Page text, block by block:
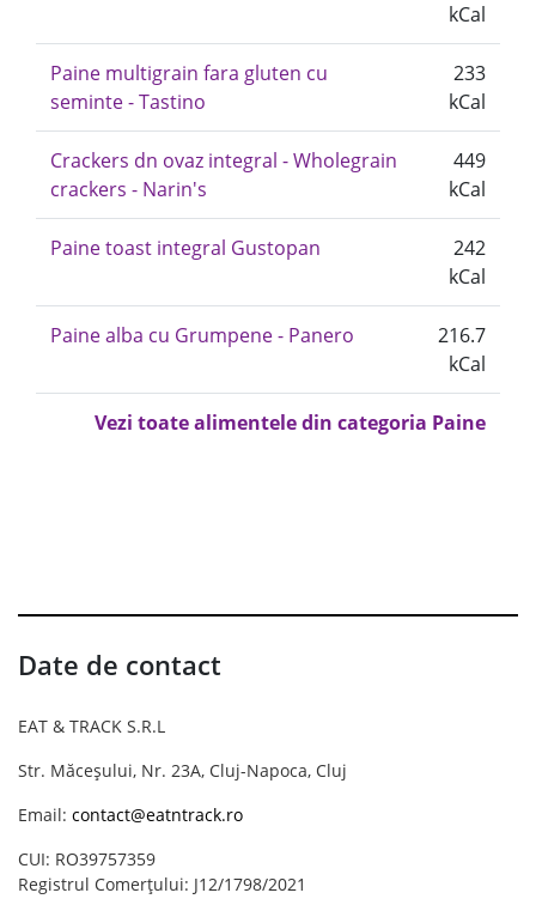
kCal
Paine multigrain fara gluten cu
seminte - Tastino
233
kCal
Crackers dn ovaz integral - Wholegrain
crackers - Narin's
449
kCal
Paine toast integral Gustopan
242
kCal
Paine alba cu Grumpene - Panero
216.7
kCal
Vezi toate alimentele din categoria Paine
Date de contact
EAT & TRACK S.R.L
Str. Măceșului, Nr. 23A, Cluj-Napoca, Cluj
Email: contact@eatntrack.ro
CUI: RO39757359
Registrul Comerțului: J12/1798/2021